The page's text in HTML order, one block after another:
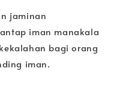
jaminan
iman manakala
bagi orang
iman.